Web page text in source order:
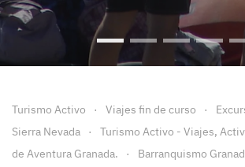
Viajes Fin de Curso
Viajes fin de
Viajes
Turismo Activo Viajes fin de curso
Sierra Nevada
Turismo Activo - Viajes,
de Aventura Granada.
Barranquismo